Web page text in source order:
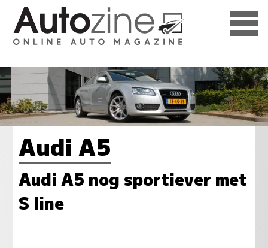
Audi A5
Audi A5 nog sportiever met
S line